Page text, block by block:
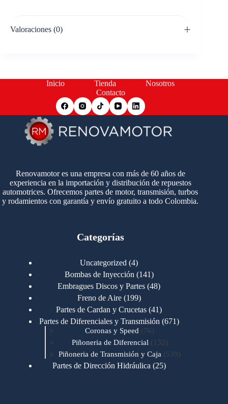
Valoraciones (0)
Inicio Tienda
Nosotros
Contacto
Renovamotor es una empresa con más de 60 años de
experiencia en la importación y distribución de repuestos
automotrices. Ofrecemos partes de motor, transmisión, turbos
y rodamientos con garantía y envío gratuito a todo Colombia.
Categorías
Uncategorized 44
productos
Bombas de Inyección 141141
productos
Embragues Discos y Partes 4848
Freno de Aire 199199
productos
Partes de Cardan y Crucetas 4141
productos
Partes de Diferenciales y Transmisión 671671
Coronas y Speed 7676
productos
Piñoneria de Diferencial 132 132
productos
Piñoneria de Transmisión y Caja 539539
Partes de Dirección Hidráulica 2525